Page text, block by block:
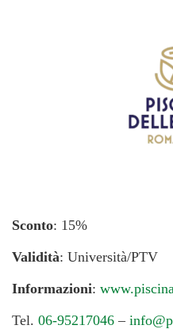
Sconto: 15%
Validità: Università/PTV
Informazioni:
Tel. 06-95217046 –